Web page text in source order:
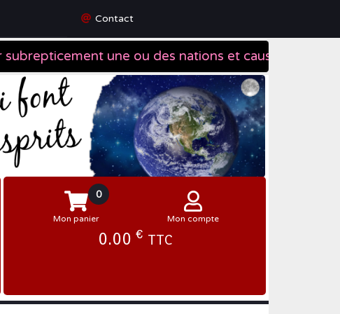
Contact
Mon compte
0
Mon panier
0.00 € TTC